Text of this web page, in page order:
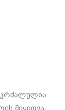
მიყიდვა,